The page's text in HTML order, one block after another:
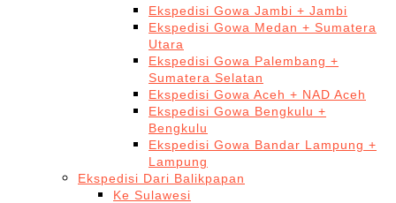
Ekspedisi Gowa Jambi + Jambi
Ekspedisi Gowa Medan + Sumatera
Utara
Ekspedisi Gowa Palembang +
Sumatera Selatan
Ekspedisi Gowa Aceh + NAD Aceh
Ekspedisi Gowa Bengkulu +
Bengkulu
Ekspedisi Gowa Bandar Lampung +
Lampung
Ekspedisi Dari Balikpapan
Ke Sulawesi